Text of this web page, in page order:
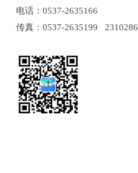
电话：0537-2635166
传真：0537-2635199 2310286